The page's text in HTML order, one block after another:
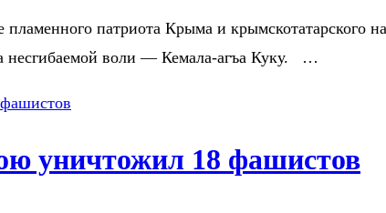
пламенного патриота Крыма и крымскотатарского
воли — Кемала-агъа Куку. …
уничтожил 18 фашистов